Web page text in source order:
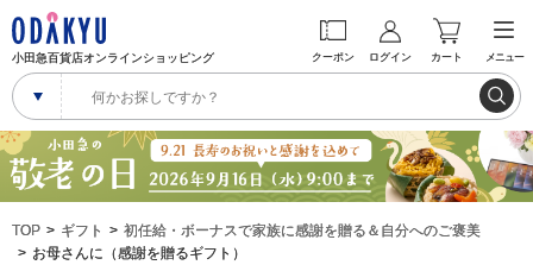
小田急百貨店オンラインショッピング クーポン ログイン カート メニュー
TOP ギフト
初任給・ボーナスで家族に感謝を贈る＆自分へのご褒美
お母さんに（感謝を贈るギフト）